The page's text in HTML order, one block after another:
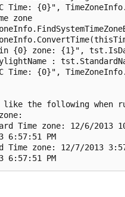
Time: {0}",
zone
{0} zone: {1}",
:
Time: {0}",
like the following when
zone: 12/6/2013
PM
zone: 12/7/2013